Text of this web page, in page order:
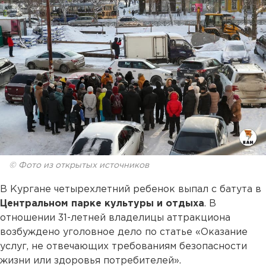
© Фото из открытых источников
В Кургане четырехлетний ребенок выпал с батута в
Центральном парке культуры и отдыха. В
отношении 31-летней владелицы аттракциона
возбуждено уголовное дело по статье «Оказание
услуг, не отвечающих требованиям безопасности
жизни или здоровья потребителей».